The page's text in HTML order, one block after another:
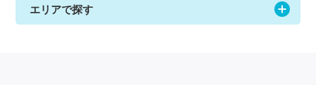
エリアで探す